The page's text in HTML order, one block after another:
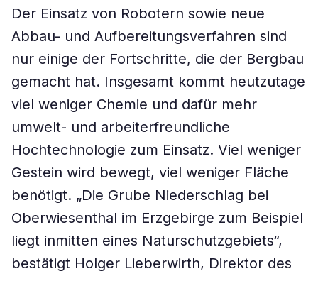
Der Einsatz von Robotern sowie neue
Abbau- und Aufbereitungsverfahren sind
nur einige der Fortschritte, die der Bergbau
gemacht hat. Insgesamt kommt heutzutage
viel weniger Chemie und dafür mehr
umwelt- und arbeiterfreundliche
Hochtechnologie zum Einsatz. Viel weniger
Gestein wird bewegt, viel weniger Fläche
benötigt. „Die Grube Niederschlag bei
Oberwiesenthal im Erzgebirge zum Beispiel
liegt inmitten eines Naturschutzgebiets“,
bestätigt Holger Lieberwirth, Direktor des